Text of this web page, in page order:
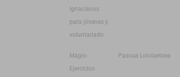
Ignacianos
para jóvenes y
voluntariado.
Magis-
Ejercicios
Pascua Loiolaetxea